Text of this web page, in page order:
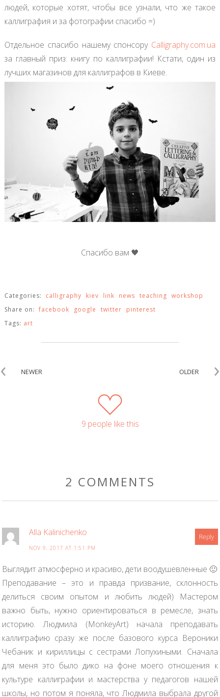
людей, которые хотят, чтобы все узнали, что же такое
каллиграфия и за фотографии спасибо =)
Отдельное спасибо нашему спонсору Calligraphy.com.ua
за главный приз: книгу по каллиграфии! Кстати, один из
лучших магазинов для каллиграфов в Киеве.
Спасибо вам 🖤
Categories: calligraphy kiev link news teaching workshop
Share on: facebook google twitter
pinterest
Tags: art
‹ NEWER OLDER ›
9 people like this
2 COMMENTS
Alla Kalinichenko Reply
NOV 9, 2017 AT 1:51 PM
Выглядит атмосферно и красиво, дети воодушевленные 🙂
Преподавание – это и правда призвание, склонность
делиться своим опытом и любить людей) Мастером
важно быть, нужно ориентироваться в ремесле, знать
историю. Людмила (MonkeyArt) начала преподавать
каллиграфию сразу же после базового курса Вероники
Чебаник и кириллицы с сестрами Лопухиными. Сначала
для меня это было дико на фоне моего отношения к
культуре каллиграфии и мастерства у педагогов нашей
школы, но потом я поняла, что Людмила выбрала другой